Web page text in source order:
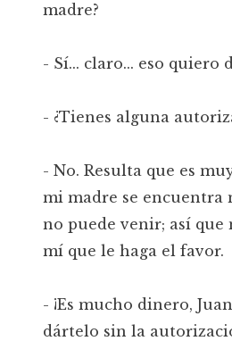
madre?
- Sí... claro... eso quiero
- ¿Tienes alguna
- No. Resulta que es
mi madre se encuentra
no puede venir; así que
mí que le haga el favor.
- ¡Es mucho dinero,
dártelo sin la